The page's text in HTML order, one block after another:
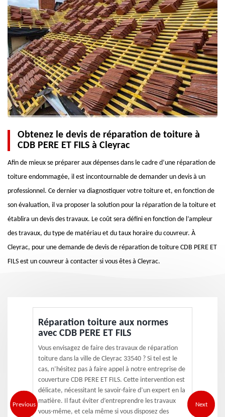
Obtenez le devis de réparation de toiture à
CDB PERE ET FILS à Cleyrac
Afin de mieux se préparer aux dépenses dans le cadre d’une réparation de
toiture endommagée, il est incontournable de demander un devis à un
professionnel. Ce dernier va diagnostiquer votre toiture et, en fonction de
son évaluation, il va proposer la solution pour la réparation de la toiture et
établira un devis des travaux. Le coût sera défini en fonction de l’ampleur
des travaux, du type de matériau et du taux horaire du couvreur. À
Cleyrac, pour une demande de devis de réparation de toiture CDB PERE ET
FILS est un couvreur à contacter si vous êtes à Cleyrac.
Previous
Réparation toiture aux normes
avec CDB PERE ET FILS
Vous envisagez de faire des travaux de réparation
toiture dans la ville de Cleyrac 33540 ? Si tel est le
cas, n’hésitez pas à faire appel à notre entreprise de
couverture CDB PERE ET FILS. Cette intervention est
délicate, nécessitant le savoir-faire d’un expert en la
matière. Il faut éviter d’entreprendre les travaux
vous-même, et cela même si vous disposez des
Next